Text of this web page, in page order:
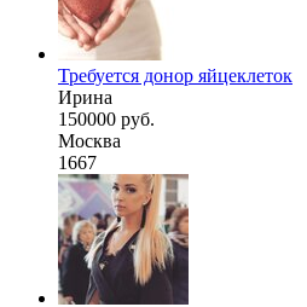
Требуется донор яйцеклеток
Ирина
150000 руб.
Москва
1667